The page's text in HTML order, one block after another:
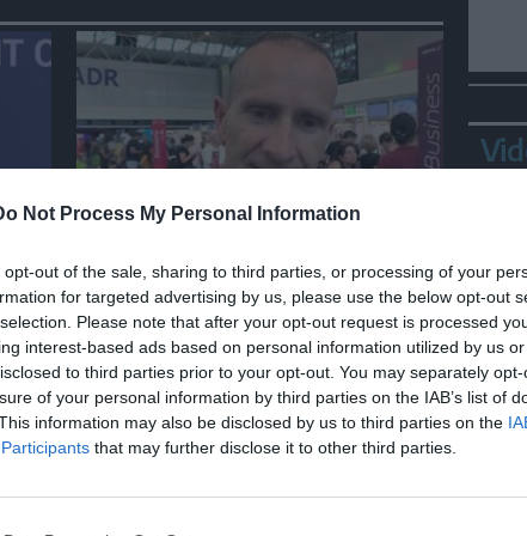
Not Process My Personal Information
opt-out of the sale, sharing to third parties, or processing of your
for targeted advertising by us, please use the below opt-out
Please note that after your opt-out request is processed
interest-based ads based on personal information utilized by us
to third parties prior to your opt-out. You may separately
of your personal information by third parties on the IAB’s list of
information may also be disclosed by us to third parties on the
that may further disclose it to other third parties.
Spagna, gli italiani a Fiumicino
divisi tra preoccupazione e
dispiacere per i controlli